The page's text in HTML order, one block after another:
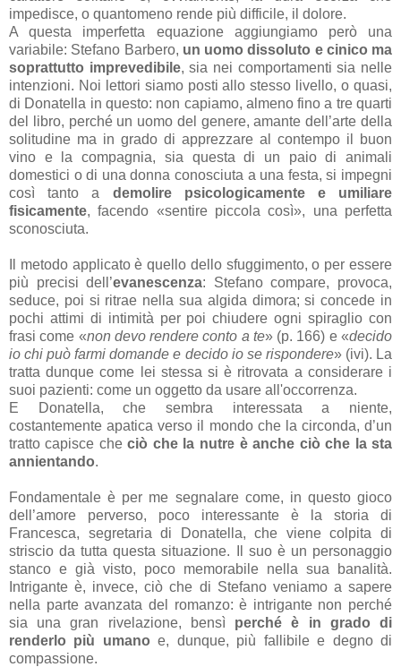
impedisce, o quantomeno rende più difficile, il dolore.
A questa imperfetta equazione aggiungiamo però una
variabile: Stefano Barbero, un uomo dissoluto e cinico ma
soprattutto imprevedibile, sia nei comportamenti sia nelle
intenzioni. Noi lettori siamo posti allo stesso livello, o quasi,
di Donatella in questo: non capiamo, almeno fino a tre quarti
del libro, perché un uomo del genere, amante dell’arte della
solitudine ma in grado di apprezzare al contempo il buon
vino e la compagnia, sia questa di un paio di animali
domestici o di una donna conosciuta a una festa, si impegni
così tanto a demolire psicologicamente e umiliare
fisicamente, facendo «sentire piccola così», una perfetta
sconosciuta.
Il metodo applicato è quello dello sfuggimento, o per essere
più precisi dell’evanescenza: Stefano compare, provoca,
seduce, poi si ritrae nella sua algida dimora; si concede in
pochi attimi di intimità per poi chiudere ogni spiraglio con
frasi come «non devo rendere conto a te» (p. 166) e «decido
io chi può farmi domande e decido io se rispondere» (ivi). La
tratta dunque come lei stessa si è ritrovata a considerare i
suoi pazienti: come un oggetto da usare all'occorrenza.
E Donatella, che sembra interessata a niente,
costantemente apatica verso il mondo che la circonda, d’un
tratto capisce checiò che la nutre è anche ciò che la sta
annientando.
Fondamentale è per me segnalare come, in questo gioco
dell’amore perverso, poco interessante è la storia di
Francesca, segretaria di Donatella, che viene colpita di
striscio da tutta questa situazione. Il suo è un personaggio
stanco e già visto, poco memorabile nella sua banalità.
Intrigante è, invece, ciò che di Stefano veniamo a sapere
nella parte avanzata del romanzo: è intrigante non perché
sia una gran rivelazione, bensì perché è in grado di
renderlo più umano e, dunque, più fallibile e degno di
compassione.